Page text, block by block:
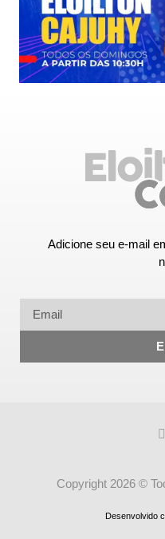
Adicione seu e-mail
Copyright 2026 ©
Desenvolvido